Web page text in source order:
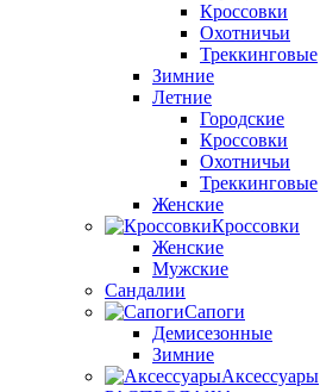
Кроссовки
Охотничьи
Треккинговые
Зимние
Летние
Городские
Кроссовки
Охотничьи
Треккинговые
Женские
Кроссовки
Женские
Мужские
Сандалии
Сапоги
Демисезонные
Зимние
Аксессуары